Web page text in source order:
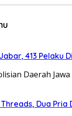
413 Pelaku
Daerah
Dua